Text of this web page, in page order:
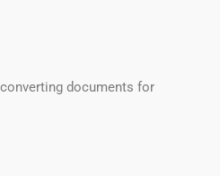
documents for